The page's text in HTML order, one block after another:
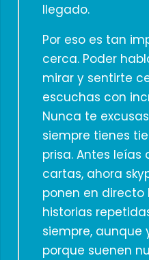
llegado.
Por eso es tan
cerca. Poder
mirar y sentirte
escuchas con
Nunca te
siempre tienes
prisa. Antes
cartas, ahora
ponen en directo
historias
siempre, aunque
porque suenen